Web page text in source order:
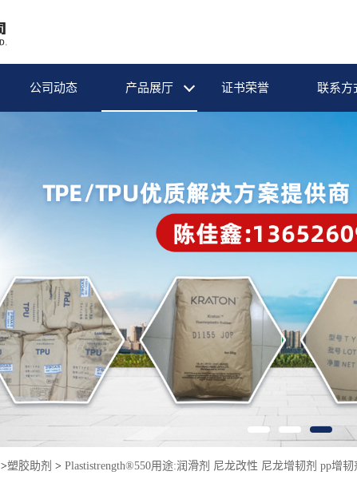
公司动态 产品展厅 证书荣誉 联系方
>塑胶助剂 > Plastistrength®550用途:润滑剂 尼龙改性 尼龙增韧剂 pp增韧